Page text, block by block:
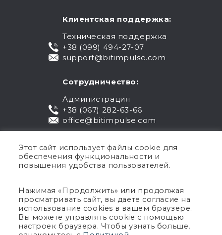
Клиентская поддержка:
Техническая поддержка
+38 (099) 494-27-07
support@bitimpulse.com
Сотрудничество:
Администрация
+38 (067) 282-63-66
office@bitimpulse.com
Публичная оферта
Гарантия
Политика конфиденциальности
Этот сайт использует файлы cookie для
обеспечения функциональности и
повышения удобства пользователей.
Нажимая «Продолжить» или продолжая
просматривать сайт, вы даете согласие на
использование cookies в вашем браузере.
Вы можете управлять cookie с помощью
настроек браузера. Чтобы узнать больше,